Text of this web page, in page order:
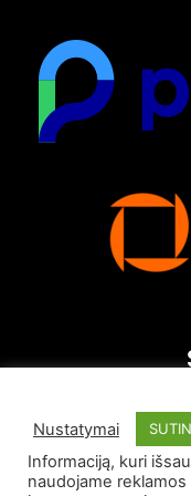
Nustatymai
Informaciją, kuri
naudojame